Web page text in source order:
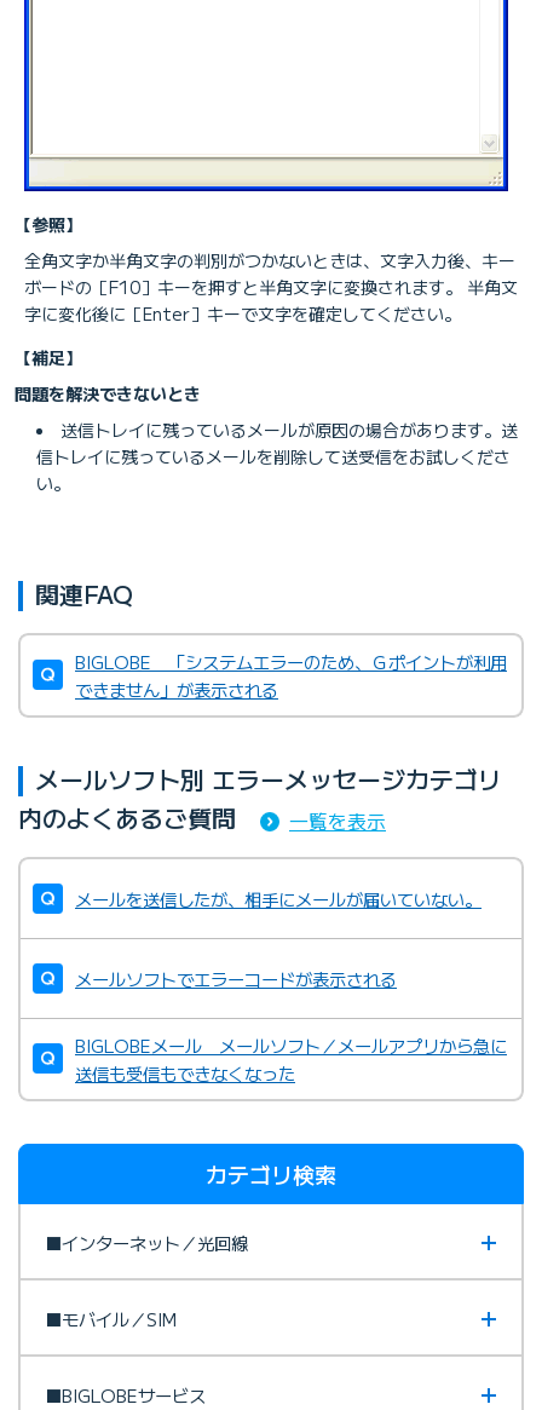
【参照】
全角文字か半角文字の判別がつかないときは、文字入力後、キー
ボードの［F10］キーを押すと半角文字に変換されます。 半角文
字に変化後に［Enter］キーで文字を確定してください。
【補足】
問題を解決できないとき
送信トレイに残っているメールが原因の場合があります。送
信トレイに残っているメールを削除して送受信をお試しくださ
い。
関連FAQ
BIGLOBE 「システムエラーのため、Ｇポイントが利用
できません」が表示される
メールソフト別 エラーメッセージカテゴリ
内のよくあるご質問
一覧を表示
メールを送信したが、相手にメールが届いていない。
メールソフトでエラーコードが表示される
BIGLOBEメール メールソフト／メールアプリから急に
送信も受信もできなくなった
カテゴリ検索
■インターネット／光回線
■モバイル／SIM
■BIGLOBEサービス